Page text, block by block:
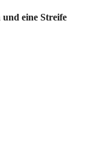
eine Streife